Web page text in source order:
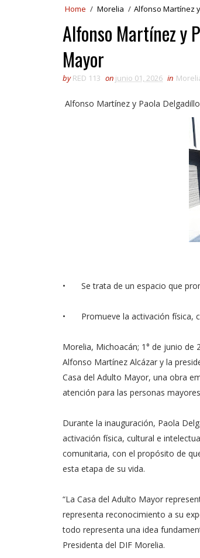
Home / Morelia / Alfonso Martínez
Alfonso Martínez y
Mayor
by RED 113 on junio 01, 2026 in
Alfonso Martínez y Paola
• Se trata de un espacio que
• Promueve la activación física,
Morelia, Michoacán; 1° de junio de
Alfonso Martínez Alcázar y la
Casa del Adulto Mayor, una obra
atención para las personas
Durante la inauguración, Paola
activación física, cultural e
comunitaria, con el propósito de
esta etapa de su vida.
“La Casa del Adulto Mayor
representa reconocimiento a su
todo representa una idea
Presidenta del DIF Morelia.